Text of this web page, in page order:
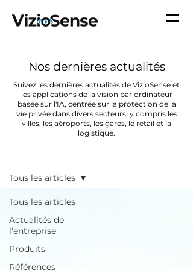
Nos dernières actualités
Suivez les dernières actualités de VizioSense et
les applications de la vision par ordinateur
basée sur l'IA, centrée sur la protection de la
vie privée dans divers secteurs, y compris les
villes, les aéroports, les gares, le retail et la
logistique.
Tous les articles
Actualités de
l’entreprise
Produits
Références
Tous les articles